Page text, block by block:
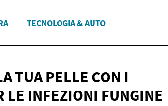
TECNOLOGIA & AUTO
TUA PELLE CON I
LE INFEZIONI FUNGINE